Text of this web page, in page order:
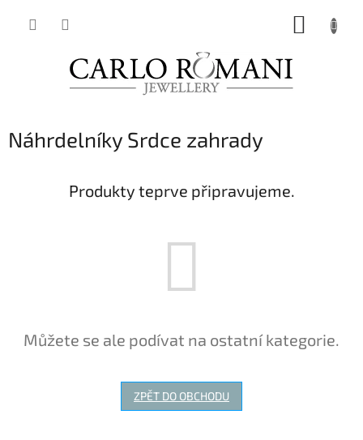
Náhrdelníky Srdce zahrady
Produkty teprve připravujeme.
Můžete se ale podívat na ostatní kategorie.
ZPĚT DO OBCHODU